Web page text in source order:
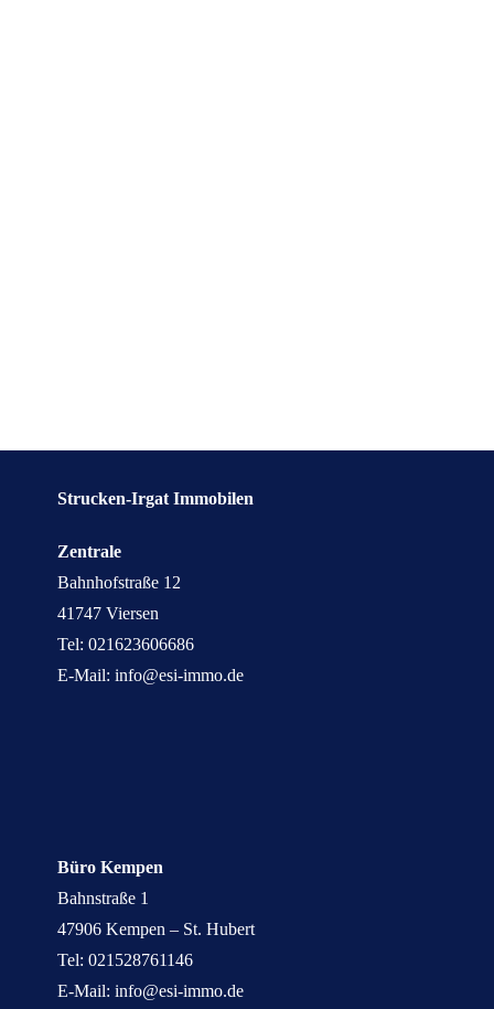
Strucken-Irgat Immobilen
Zentrale
Bahnhofstraße 12
41747Viersen
Tel:021623606686
E-Mail:info@esi-immo.de
Büro Kempen
Bahnstraße 1
47906Kempen – St. Hubert
Tel:021528761146
E-Mail:info@esi-immo.de